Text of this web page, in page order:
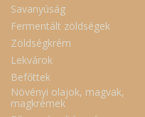
Savanyúság
Fermentált zöldségek
Zöldségkrém
Lekvárok
Befőttek
Növényi olajok, magvak,
magkrémek